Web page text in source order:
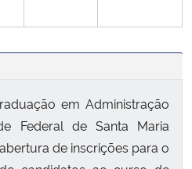
em Administração
Federal de Santa Maria
de inscrições para o